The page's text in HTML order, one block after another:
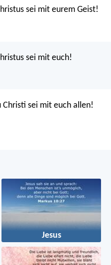
sei mit eurem Geist!
sei mit euch!
Christi sei mit euch allen!
Jesus